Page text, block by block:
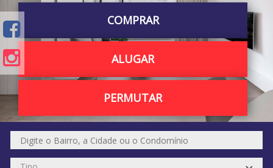
COMPRAR
ALUGAR
PERMUTAR